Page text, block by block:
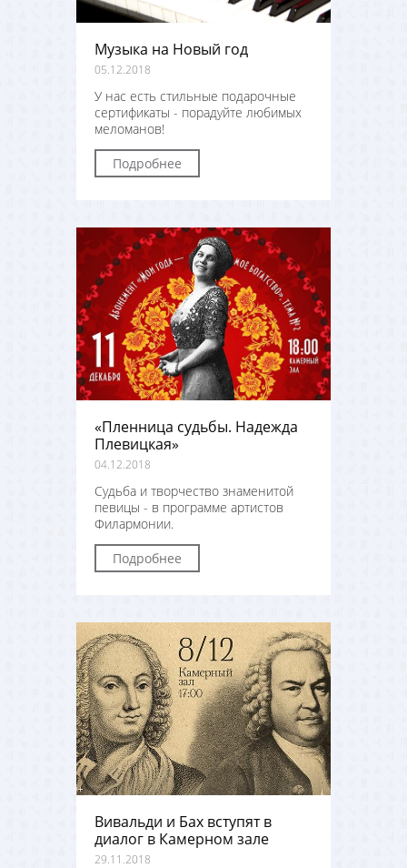
Музыка на Новый год
05.12.2018
У нас есть стильные подарочные
сертификаты - порадуйте любимых
меломанов!
Подробнее
«Пленница судьбы. Надежда
Плевицкая»
04.12.2018
Судьба и творчество знаменитой
певицы - в программе артистов
Филармонии.
Подробнее
Вивальди и Бах вступят в
диалог в Камерном зале
29.11.2018